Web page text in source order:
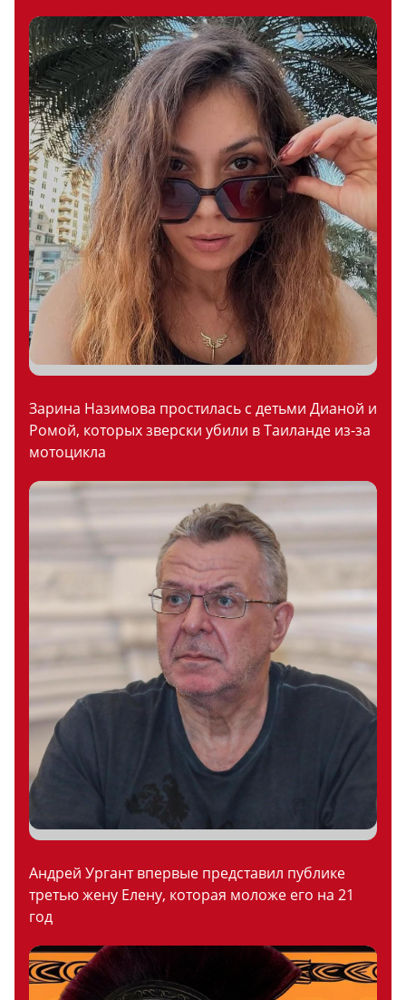
Зарина Назимова простилась с детьми Дианой и
Ромой, которых зверски убили в Таиланде из-за
мотоцикла
Андрей Ургант впервые представил публике
третью жену Елену, которая моложе его на 21
год